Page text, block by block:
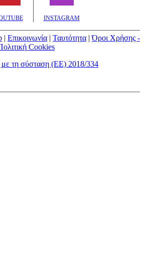
INSTAGRAM
| Επικοινωνία | Ταυτότητα |Όροι Χρήσης -
Cookies
τη σύσταση (ΕΕ) 2018/334